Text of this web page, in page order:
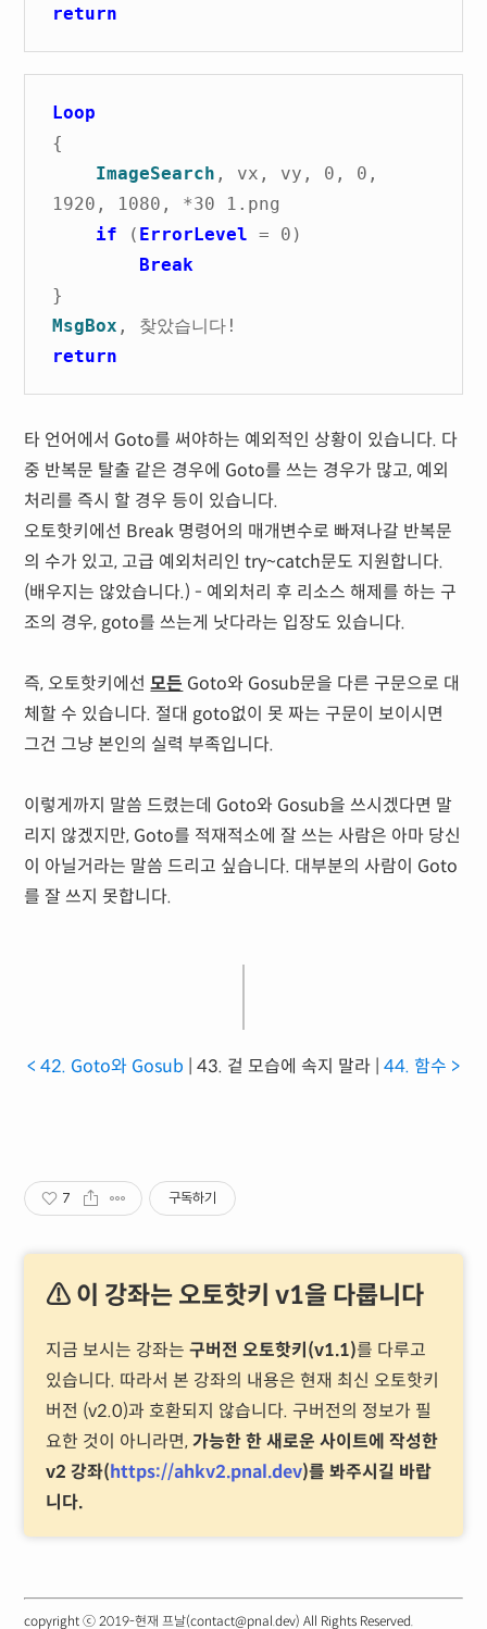
return
Loop
{
ImageSearch , vx, vy, 0, 0,
1920, 1080, *30 1.png
if ( ErrorLevel
= 0)
Break
}
MsgBox , 찾았습니다!
return
타 언어에서 Goto를 써야하는 예외적인 상황이 있습니다. 다
중 반복문 탈출 같은 경우에 Goto를 쓰는 경우가 많고, 예외
처리를 즉시 할 경우 등이 있습니다.
오토핫키에선 Break 명령어의 매개변수로 빠져나갈 반복문
의 수가 있고, 고급 예외처리인 try~catch문도 지원합니다.
(배우지는 않았습니다.) - 예외처리 후 리소스 해제를 하는 구
조의 경우, goto를 쓰는게 낫다라는 입장도 있습니다.
즉, 오토핫키에선모든 Goto와 Gosub문을 다른 구문으로 대
체할 수 있습니다. 절대 goto없이 못 짜는 구문이 보이시면
그건 그냥 본인의 실력 부족입니다.
이렇게까지 말씀 드렸는데 Goto와 Gosub을 쓰시겠다면 말
리지 않겠지만, Goto를 적재적소에 잘 쓰는 사람은 아마 당신
이 아닐거라는 말씀 드리고 싶습니다. 대부분의 사람이 Goto
를 잘 쓰지 못합니다.
< 42. Goto와 Gosub | 43. 겉 모습에 속지 말라 | 44. 함수 >
7 구독하기
⚠ 이 강좌는 오토핫키 v1을 다룹니다
지금 보시는 강좌는구버전 오토핫키(v1.1)를 다루고
있습니다. 따라서 본 강좌의 내용은 현재 최신 오토핫키
버전 (v2.0)과 호환되지 않습니다. 구버전의 정보가 필
요한 것이 아니라면,가능한 한 새로운 사이트에 작성한
v2 강좌(https://ahkv2.pnal.dev)를 봐주시길 바랍
니다.
copyright ⓒ 2019-현재 프날(contact@pnal.dev) All Rights Reserved.